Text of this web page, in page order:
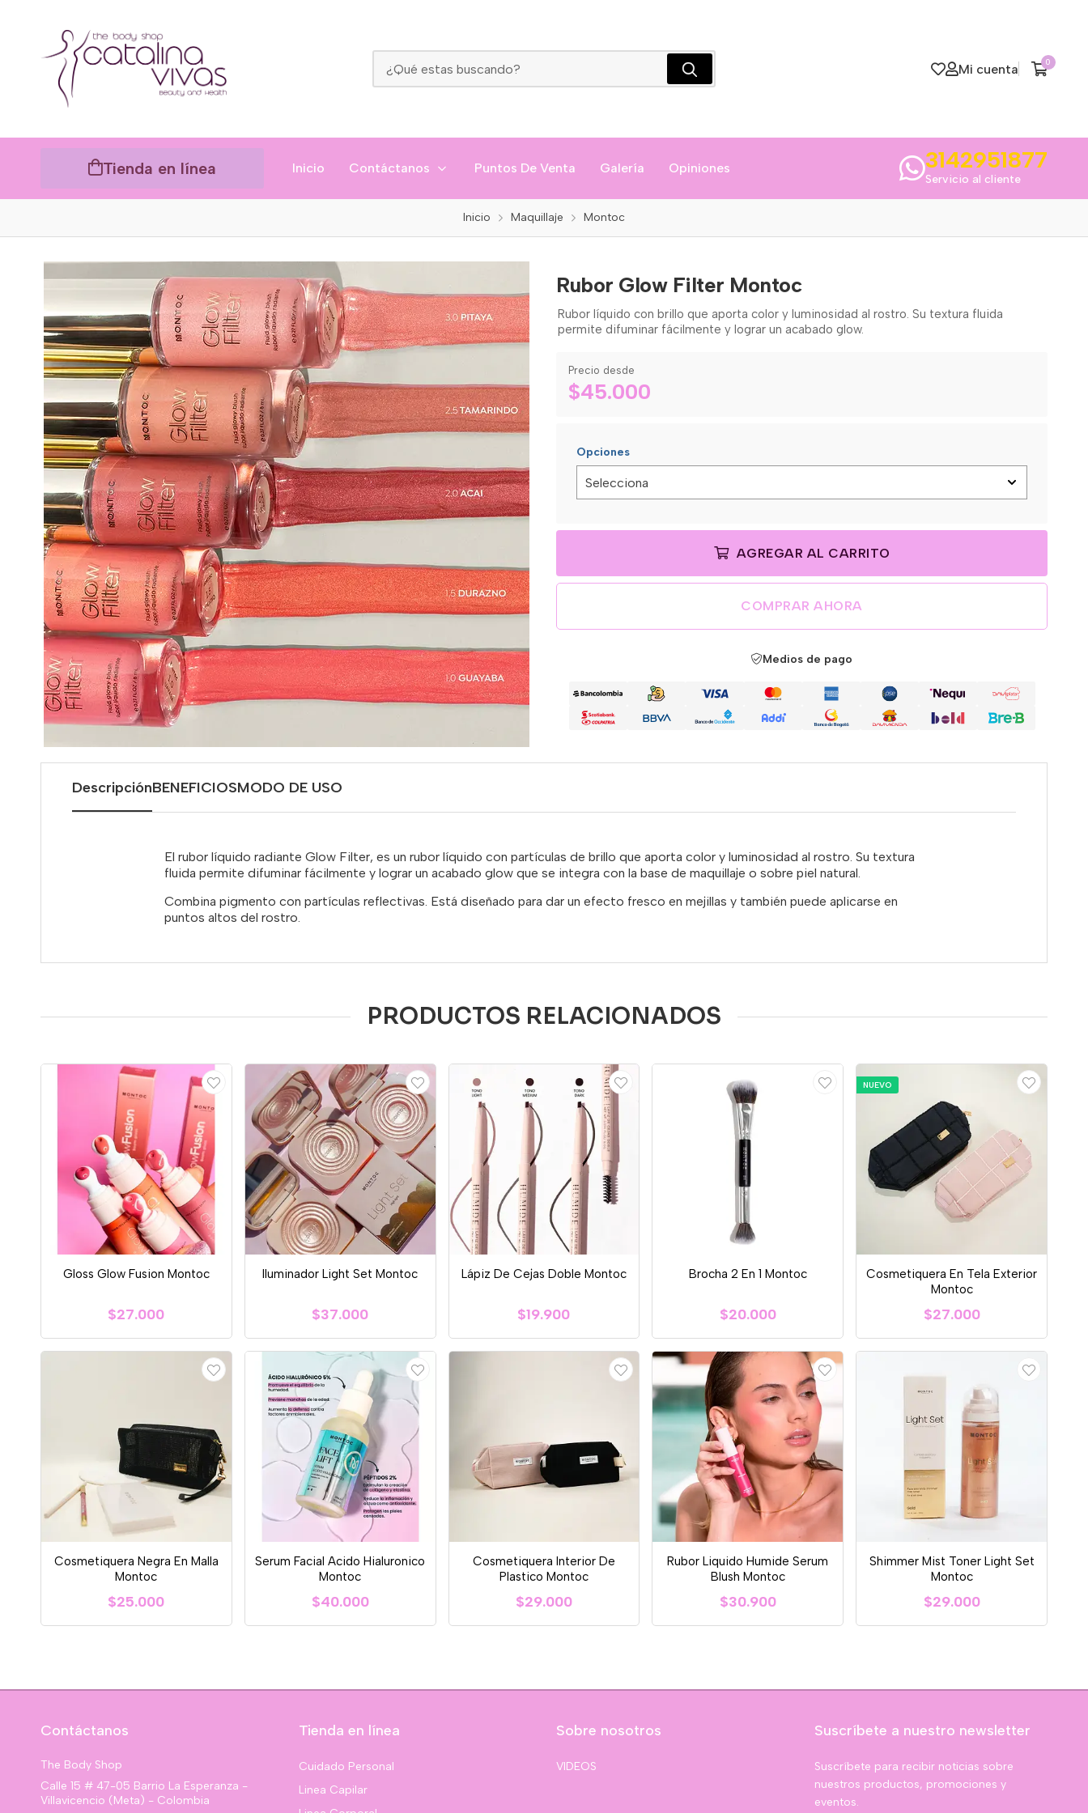
Mi cuenta 0
Tienda en línea Inicio Contáctanos Puntos De Venta Galería Opiniones 3142951877
Servicio al cliente
Inicio Maquillaje Montoc
Rubor Glow Filter Montoc
Rubor líquido con brillo que aporta color y luminosidad al rostro. Su textura fluida
permite difuminar fácilmente y lograr un acabado glow.
Precio desde
$45.000
Opciones
AGREGAR AL CARRITO
COMPRAR AHORA
Medios de pago
DescripciónBENEFICIOSMODO DE USO
El rubor líquido radiante Glow Filter, es un rubor líquido con partículas de brillo que aporta color y luminosidad al rostro. Su textura
fluida permite difuminar fácilmente y lograr un acabado glow que se integra con la base de maquillaje o sobre piel natural.
Combina pigmento con partículas reflectivas. Está diseñado para dar un efecto fresco en mejillas y también puede aplicarse en
puntos altos del rostro.
PRODUCTOS RELACIONADOS
Gloss Glow Fusion Montoc
$27.000
Iluminador Light Set Montoc
$37.000
Lápiz De Cejas Doble Montoc
$19.900
Brocha 2 En 1 Montoc
$20.000
NUEVO
Cosmetiquera En Tela Exterior
Montoc
$27.000
Cosmetiquera Negra En Malla
Montoc
$25.000
Serum Facial Acido Hialuronico
Montoc
$40.000
Cosmetiquera Interior De
Plastico Montoc
$29.000
Rubor Liquido Humide Serum
Blush Montoc
$30.900
Shimmer Mist Toner Light Set
Montoc
$29.000
Contáctanos
The Body Shop
Calle 15 # 47-05 Barrio La Esperanza -
Villavicencio (Meta) - Colombia
Tienda en línea
Cuidado Personal
Linea Capilar
Sobre nosotros
VIDEOS
Suscríbete a nuestro newsletter
Suscríbete para recibir noticias sobre
nuestros productos, promociones y
eventos.